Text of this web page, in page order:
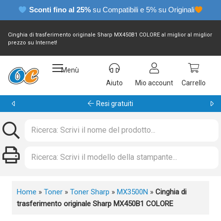
Sconti fino al 25% su Compatibili e 5% su Originali
Cinghia di trasferimento originale Sharp MX450B1 COLORE al miglior al miglior
prezzo su Internet!
Menù
Aiuto
Mio account Carrello
Garanzia 24 mesi
Home » Toner » Toner Sharp » MX3500N » Cinghia di
trasferimento originale Sharp MX450B1 COLORE